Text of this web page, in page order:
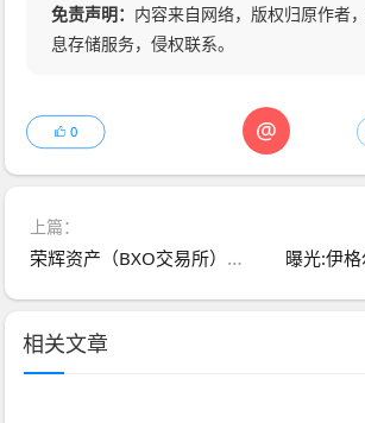
免责声明： 内容来自网络，版权归原作者
息存储服务，侵权联系。
@
0
上篇：
荣辉资产（BXO交易所）跟单类资金盘骗局和鑫康嘉同一个诈骗团伙，崩盘后锁仓重启第二次收割，骗新人说是新盘让拉人填坑，即将崩盘跑路
相关文章